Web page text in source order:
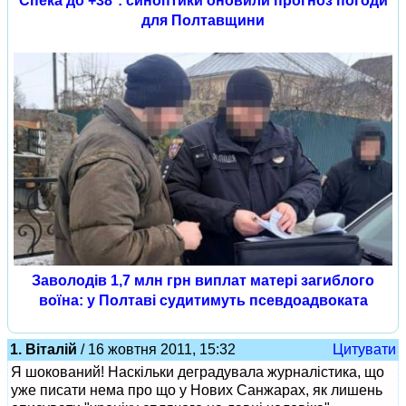
для Полтавщини
Заволодів 1,7 млн грн виплат матері загиблого
воїна: у Полтаві судитимуть псевдоадвоката
1. Віталій / 16 жовтня 2011, 15:32
Цитувати
Я шокований! Наскільки деградувала журналістика, що
уже писати нема про що у Нових Санжарах, як лишень